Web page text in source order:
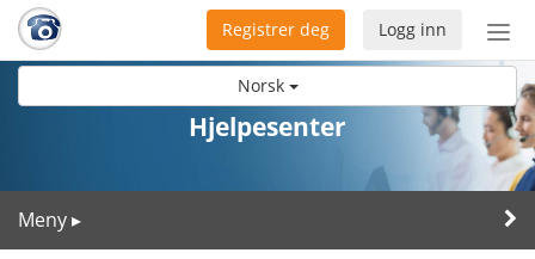
Norsk
Bytt
Logg inn
Registrer deg
Hjelpesenter
Meny ▸